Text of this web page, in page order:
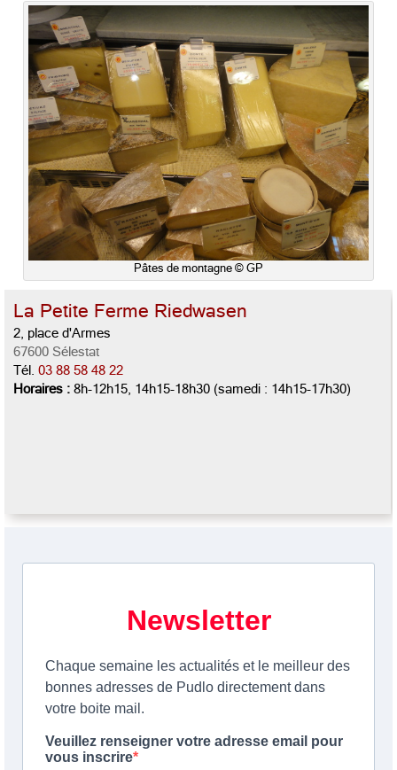
Pâtes de montagne © GP
La Petite Ferme Riedwasen
2, place d'Armes
67600 Sélestat
Tél. 03 88 58 48 22
Horaires : 8h-12h15, 14h15-18h30 (samedi : 14h15-17h30)